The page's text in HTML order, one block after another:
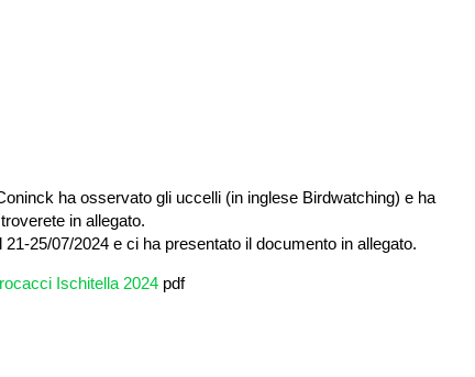
ha osservato gli uccelli (in inglese Birdwatching) e ha
in allegato.
21-25/07/2024 e ci ha presentato il documento in allegato.
Ischitella 2024pdf